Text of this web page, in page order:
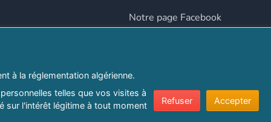
Notre page Facebook
Notre page Twitter
à la réglementation algérienne.
telles que vos visites à
sur l'intérêt légitime à tout moment
Refuser Accepter